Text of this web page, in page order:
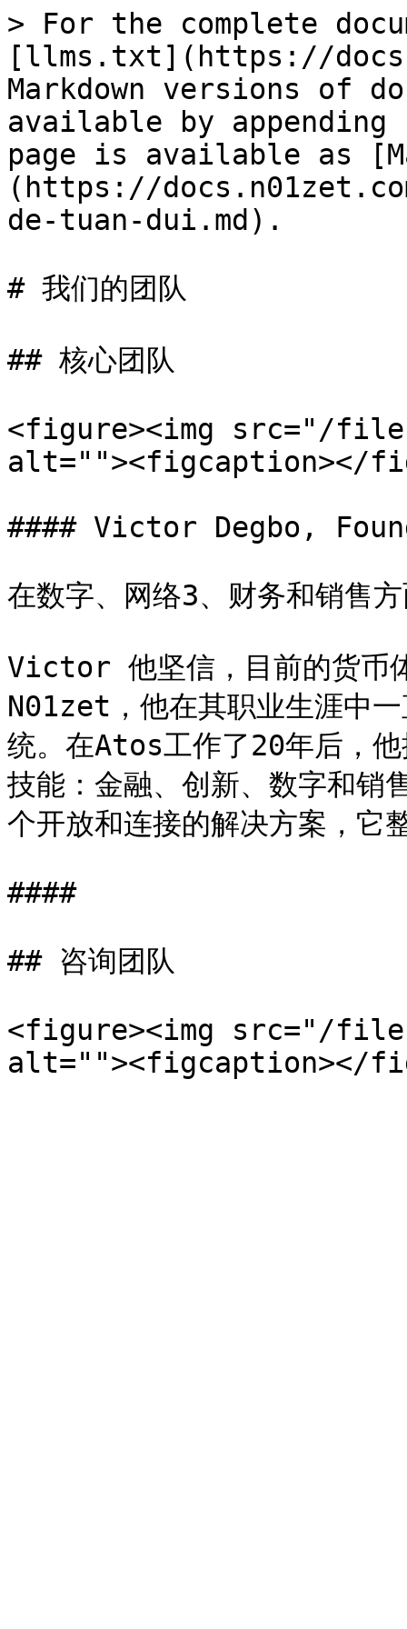
> For the complete
[llms.txt](https://
Markdown versions of
available by
page is available as
(https://
de-tuan-dui.md).
# 我们的团队
## 核心团队
<figure><img src="/files/
alt=""><figcaption></
#### Victor Degbo,
在数字、网络3、财务和销售
Victor 他坚信，目前的货币
N01zet，他在其职业生涯中
统。在Atos工作了20年后，
技能：金融、创新、数字和销
个开放和连接的解决方案，它
####
## 咨询团队
<figure><img src="/files/